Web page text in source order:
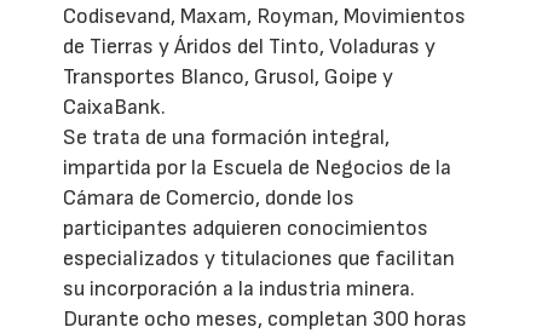
Codisevand, Maxam, Royman, Movimientos
de Tierras y Áridos del Tinto, Voladuras y
Transportes Blanco, Grusol, Goipe y
CaixaBank.
Se trata de una formación integral,
impartida por la Escuela de Negocios de la
Cámara de Comercio, donde los
participantes adquieren conocimientos
especializados y titulaciones que facilitan
su incorporación a la industria minera.
Durante ocho meses, completan 300 horas